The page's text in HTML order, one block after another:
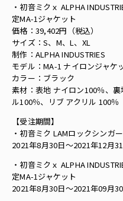
・初音ミクｘ ALPHA
定MA-1ジャケット
価格：39,402円（税込）
サイズ：S、M、L、XL
制作：ALPHA INDUSTRIES
モデル：MA-1 ナイロンジャケ
カラー：ブラック
素材：表地 ナイロン100％、
ル100％、リブ アクリル 100％
【受注期間】
・初音ミク LAMロックシンガ
2021年8月30日〜2021年12月
・初音ミクｘ ALPHA
定MA-1ジャケット
2021年8月30日〜2021年09月